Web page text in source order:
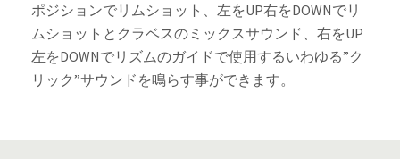
ポジションでリムショット、左をUP右をDOWNでリ
ムショットとクラベスのミックスサウンド、右をUP
左をDOWNでリズムのガイドで使用するいわゆる”ク
リック”サウンドを鳴らす事ができます。